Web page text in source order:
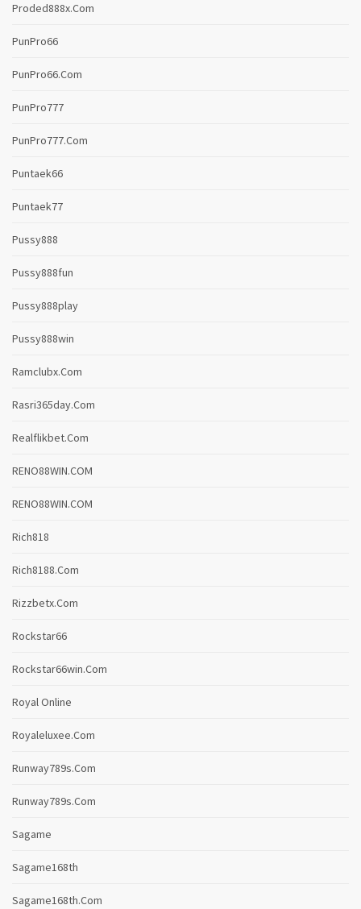
Proded888x.com
PunPro66
PunPro66.com
PunPro777
PunPro777.com
Puntaek66
Puntaek77
Pussy888
Pussy888fun
Pussy888play
Pussy888win
Ramclubx.com
Rasri365day.com
Realflikbet.com
RENO88WIN.COM
RENO88WIN.COM
Rich818
Rich8188.com
Rizzbetx.com
Rockstar66
Rockstar66win.com
Royal Online
Royaleluxee.com
Runway789s.com
Runway789s.com
Sagame
Sagame168th
Sagame168th.com